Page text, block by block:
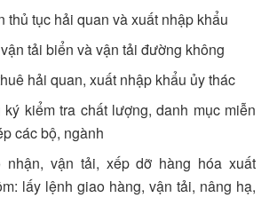
thủ tục hải quan và xuất nhập khẩu
tải biển và vận tải đường không
hải quan, xuất nhập khẩu ủy thác
kiểm tra chất lượng, danh mục miễn
các bộ, ngành
nhận, vận tải, xếp dỡ hàng hóa xuất
lấy lệnh giao hàng, vận tải, nâng hạ,